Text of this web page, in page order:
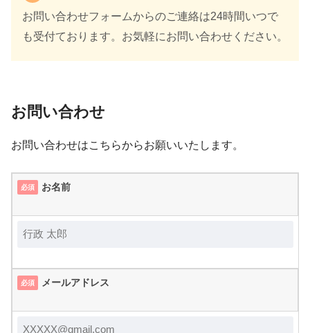
お問い合わせフォームからのご連絡は24時間いつで
も受付ております。お気軽にお問い合わせください。
お問い合わせ
お問い合わせはこちらからお願いいたします。
必須 お名前
必須 メールアドレス